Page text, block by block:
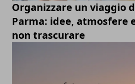
Organizzare un viaggio
Parma: idee, atmosfere
non trascurare